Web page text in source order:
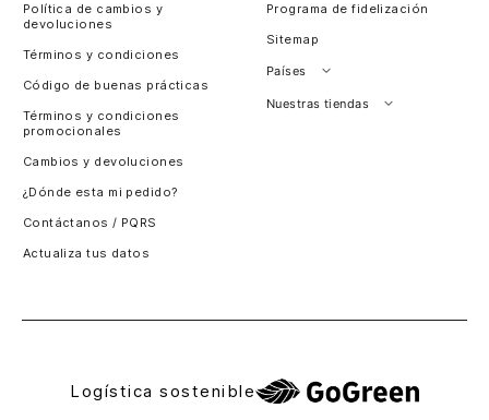
Política de cambios y
devoluciones
Términos y condiciones
Código de buenas prácticas
Términos y condiciones
promocionales
Cambios y devoluciones
¿Dónde esta mi pedido?
Contáctanos / PQRS
Actualiza tus datos
Programa de fidelización
Sitemap
Países
Perú
Nuestras tiendas
Logística sostenible